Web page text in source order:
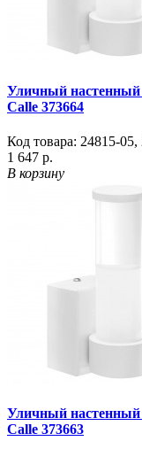
Уличный настенный
Calle 373664
Код товара: 24815-05,
1 647 р.
В корзину
Уличный настенный
Calle 373663